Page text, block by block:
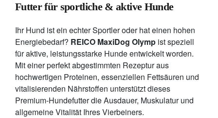
Futter für sportliche & aktive Hunde
Ihr Hund ist ein echter Sportler oder hat einen hohen
Energiebedarf? REICO MaxiDog Olymp ist speziell
für aktive, leistungsstarke Hunde entwickelt worden.
Mit einer perfekt abgestimmten Rezeptur aus
hochwertigen Proteinen, essenziellen Fettsäuren und
vitalisierenden Nährstoffen unterstützt dieses
Premium-Hundefutter die Ausdauer, Muskulatur und
allgemeine Vitalität Ihres Vierbeiners.